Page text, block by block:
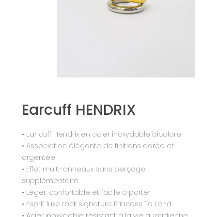
Earcuff HENDRIX
• Ear cuff Hendrix en acier inoxydable bicolore
• Association élégante de finitions dorée et
argentée
• Effet multi-anneaux sans perçage
supplémentaire
• Léger, confortable et facile à porter
• Esprit luxe rock signature Princess To Lend